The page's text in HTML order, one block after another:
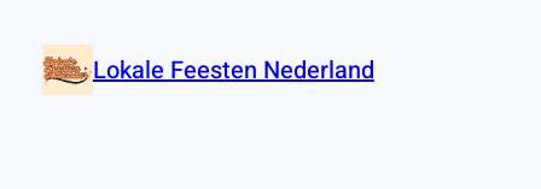
Lokale Feesten Nederland